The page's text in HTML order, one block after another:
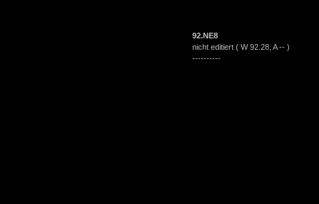
92.NE8
nicht editiert ( W92.28 , A -- )
----------